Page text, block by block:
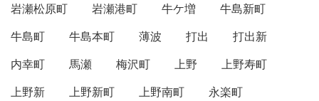
岩瀬松原町
岩瀬港町 牛ケ増
牛島新町
牛島町
牛島本町 薄波 打出
打出新
内幸町
馬瀬 梅沢町 上野
上野寿町
上野新
上野新町 上野南町
永楽町